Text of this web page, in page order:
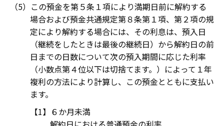
この預金を第５条１項により満期日前に解約する
場合および預金共通規定第８条第１項、第２項の規
定により解約する場合には、その利息は、預入日
（継続をしたときは最後の継続日）から解約日の前
日までの日数について次の預入期間に応じた利率
（小数点第４位以下は切捨てます。）によって１年
複利の方法により計算し、この預金とともに支払い
ます。
６か月未満